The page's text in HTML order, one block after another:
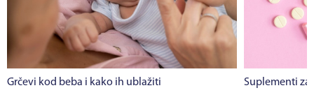
Grčevi kod beba i kako ih ublažiti Suplementi